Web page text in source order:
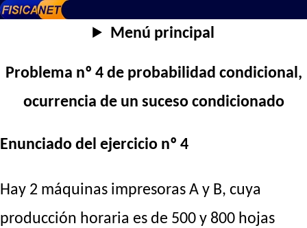
Menú principal
Problema nº 4 de probabilidad condicional,
ocurrencia de un suceso condicionado
Enunciado del ejercicio nº 4
Hay 2 máquinas impresoras A y B, cuya
producción horaria es de 500 y 800 hojas